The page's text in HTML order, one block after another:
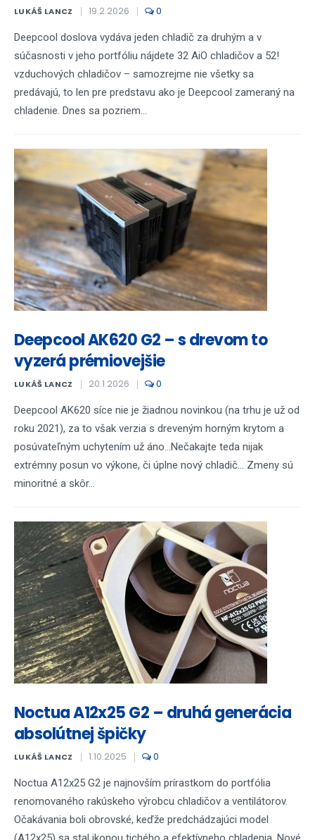
LUKÁŠ LANCZ 19.2.2026 0
Deepcool doslova vydáva jeden chladič za druhým a v
súčasnosti v jeho portfóliu nájdete 32 AiO chladičov a 52!
vzduchových chladičov – samozrejme nie všetky sa
predávajú, to len pre predstavu ako je Deepcool zameraný na
chladenie. Dnes sa pozriem...
Deepcool AK620 G2 – s drevom to
vyzerá prémiovejšie
LUKÁŠ LANCZ 20.1.2026 0
Deepcool AK620 síce nie je žiadnou novinkou (na trhu je už od
roku 2021), za to však verzia s dreveným horným krytom a
posúvateľným uchytením už áno...Nečakajte teda nijak
extrémny posun vo výkone, či úplne nový chladič... Zmeny sú
minoritné a skôr...
Noctua A12x25 G2 – druhá generácia
absolútnej špičky
LUKÁŠ LANCZ 1.10.2025 0
Noctua A12x25 G2 je najnovším prírastkom do portfólia
renomovaného rakúskeho výrobcu chladičov a ventilátorov.
Očakávania boli obrovské, keďže predchádzajúci model